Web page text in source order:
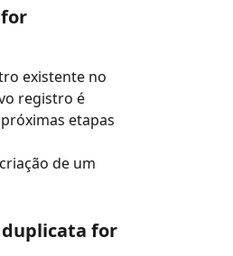
existente no
registro é
etapas
de um
for